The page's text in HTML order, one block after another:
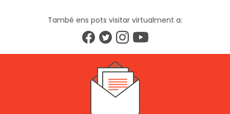
També ens pots visitar virtualment a: